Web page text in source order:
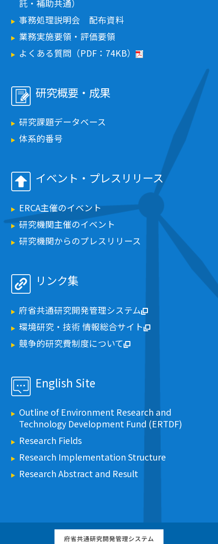
託・補助共通）
事務処理説明会 配布資料
業務実施要領・評価要領
よくある質問（PDF：74KB）
研究概要・成果
研究課題データベース
体系的番号
イベント・プレスリリース
ERCA主催のイベント
研究機関主催のイベント
研究機関からのプレスリリース
リンク集
府省共通研究開発管理システム
環境研究・技術 情報総合サイト
競争的研究費制度について
English Site
Outline of Environment Research and
Technology Development Fund (ERTDF)
Research Fields
Research Implementation Structure
Research Abstract and Result